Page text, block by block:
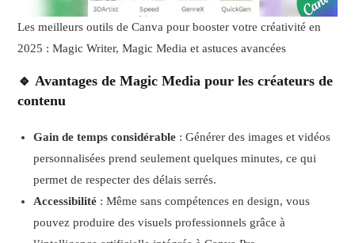
Les meilleurs outils de Canva pour booster votre créativité en
2025 : Magic Writer, Magic Media et astuces avancées
🔹 Avantages de Magic Media pour les créateurs de
contenu
Gain de temps considérable : Générer des images et vidéos
personnalisées prend seulement quelques minutes, ce qui
permet de respecter des délais serrés.
Accessibilité : Même sans compétences en design, vous
pouvez produire des visuels professionnels grâce à